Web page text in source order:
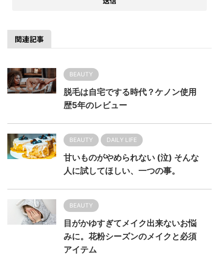
関連記事
BEAUTY
脱毛は自宅でする時代？ケノン使用
歴5年のレビュー
BEAUTY DAILY LIFE
甘いものがやめられない (泣) そんな
人に試してほしい、一つの事。
BEAUTY
目がかゆすぎてメイク出来ないお悩
みに。花粉シーズンのメイクと必須
アイテム